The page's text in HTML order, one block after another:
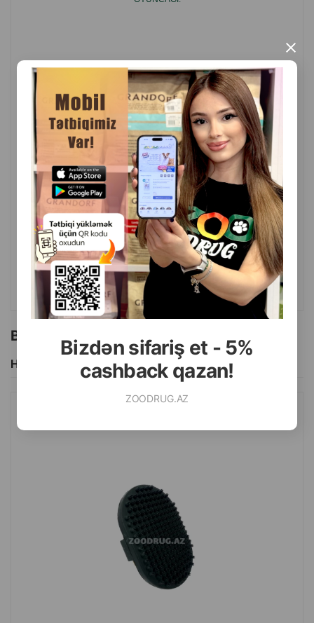
Bizdən sifariş et - 5%
cashback qazan!
ZOODRUG.AZ
×
sağlamlığı üçün təhlükəsizdir.
İstehsalçı ölkə: Ukrayna.
( Rəylər)
Çəki Qiymət
Almaq
1 ədəd
7.70
ALMAQ
Bu brendin başqa məhsulları
Hamısını Gör